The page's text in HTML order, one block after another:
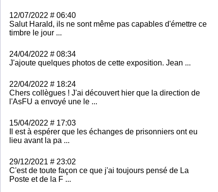
12/07/2022 # 06:40
Salut Harald, ils ne sont même pas capables d'émettre ce
timbre le jour ...
24/04/2022 # 08:34
J'ajoute quelques photos de cette exposition. Jean ...
22/04/2022 # 18:24
Chers collègues ! J'ai découvert hier que la direction de
l'AsFU a envoyé une le ...
15/04/2022 # 17:03
Il est à espérer que les échanges de prisonniers ont eu
lieu avant la pa ...
29/12/2021 # 23:02
C'est de toute façon ce que j'ai toujours pensé de La
Poste et de la F ...